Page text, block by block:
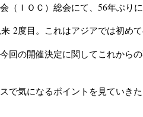
（ＩＯＣ）総会にて、56年ぶり
2度目。これはアジアでは初めて
回の開催決定に関してこれから
で気になるポイントを見ていきた